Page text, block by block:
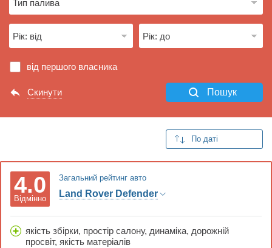
від першого власника
Скинути Пошук
Відмінно
4.0 Загальний рейтинг авто
Land Rover Defender
якість збірки, простір салону, динаміка, дорожній
просвіт, якість матеріалів